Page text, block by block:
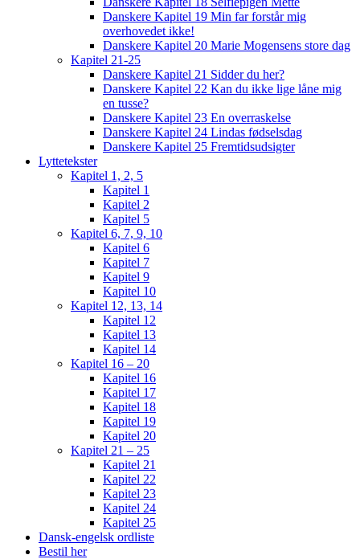
Danskere Kapitel 19 Min far forstår mig
overhovedet ikke!
Danskere Kapitel 20 Marie Mogensens store dag
Kapitel 21-25
Danskere Kapitel 21 Sidder du her?
Danskere Kapitel 22 Kan du ikke lige låne mig
en tusse?
Danskere Kapitel 23 En overraskelse
Danskere Kapitel 24 Lindas fødselsdag
Danskere Kapitel 25 Fremtidsudsigter
Lyttetekster
Kapitel 1, 2, 5
Kapitel 1
Kapitel 2
Kapitel 5
Kapitel 6, 7, 9, 10
Kapitel 6
Kapitel 7
Kapitel 9
Kapitel 10
Kapitel 12, 13, 14
Kapitel 12
Kapitel 13
Kapitel 14
Kapitel 16 – 20
Kapitel 16
Kapitel 17
Kapitel 18
Kapitel 19
Kapitel 20
Kapitel 21 – 25
Kapitel 21
Kapitel 22
Kapitel 23
Kapitel 24
Kapitel 25
Dansk-engelsk ordliste
Bestil her